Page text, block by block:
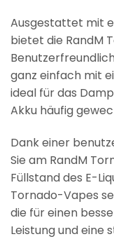
Ausgestattet mit
bietet die RandM
ganz einfach mit
ideal für das
Akku häufig
Dank einer
Sie am RandM
Füllstand des E-
Tornado-Vapes
die für einen
Leistung und eine